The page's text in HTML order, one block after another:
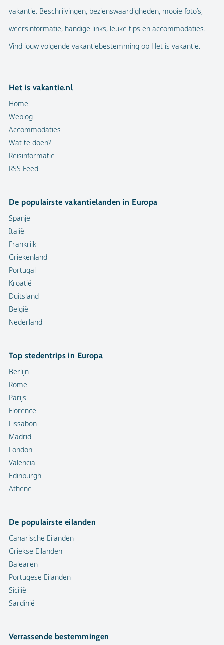
vakantie. Beschrijvingen, bezienswaardigheden, mooie foto’s,
weersinformatie, handige links, leuke tips en accommodaties.
Vind jouw volgende vakantiebestemming op Het is vakantie.
Het is vakantie.nl
Home
Weblog
Accommodaties
Wat te doen?
Reisinformatie
RSS Feed
De populairste vakantielanden in Europa
Spanje
Italië
Frankrijk
Griekenland
Portugal
Kroatië
Duitsland
België
Nederland
Top stedentrips in Europa
Berlijn
Rome
Parijs
Florence
Lissabon
Madrid
London
Valencia
Edinburgh
Athene
De populairste eilanden
Canarische Eilanden
Griekse Eilanden
Balearen
Portugese Eilanden
Sicilië
Sardinië
Verrassende bestemmingen